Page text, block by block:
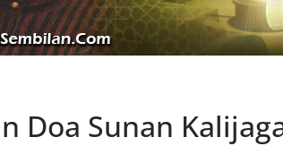
Doa Sunan